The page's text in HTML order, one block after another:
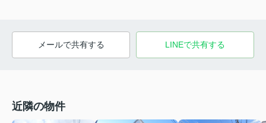
メールで共有する LINEで共有する
近隣の物件